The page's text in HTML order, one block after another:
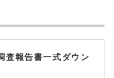
査報告書一式ダウン